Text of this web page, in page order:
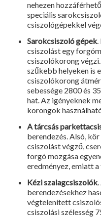
nehezen
speciális
csiszológépekkel
Sarokcsiszoló gépek.
csiszolást egy
csiszolókorong
szűkebb helyeken is
csiszolókorong
sebessége 2800 és
hat. Az igényeknek
korongok
Atárcsás
berendezés. Alsó,
csiszolást végző,
forgó mozgása
eredményez, emiatt
Kézi szalagcsiszolók
berendezésekhez
végtelenített
csiszolási szélesség